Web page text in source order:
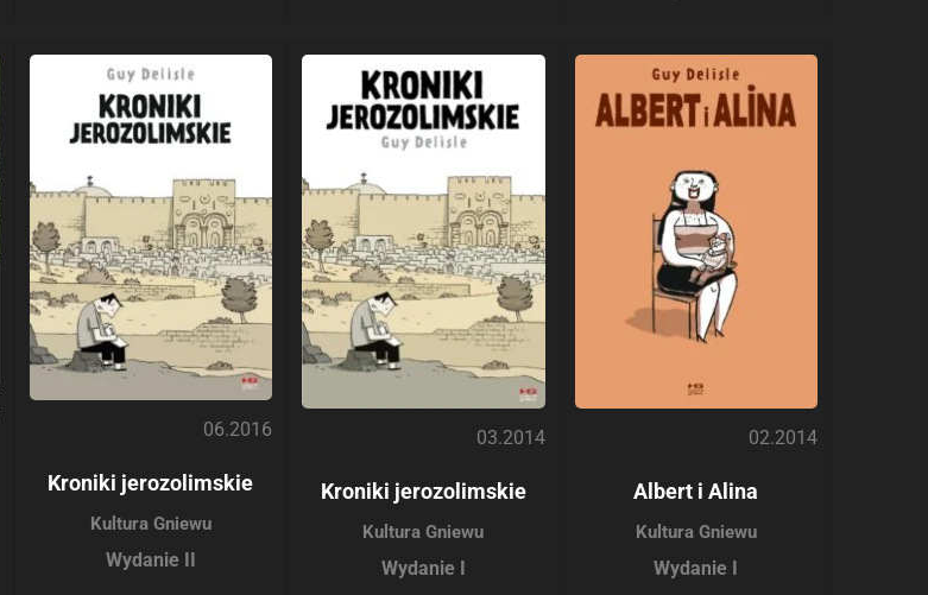
06.2016
Kroniki jerozolimskie
Kultura Gniewu
Wydanie II
03.2014
Kroniki jerozolimskie
Kultura Gniewu
Wydanie I
02.2014
Albert i Alina
Kultura Gniewu
Wydanie I